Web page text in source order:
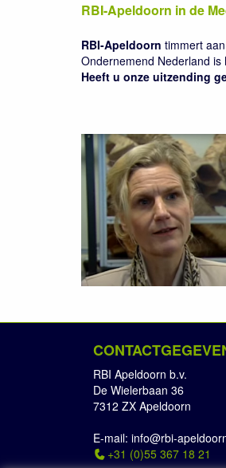
RBI-Apeldoorn in de
RBI-Apeldoorn timmert
Ondernemend Nederland
Heeft u onze uitzending
RBI Apeldoorn b.v.
De Wielerbaan 36
7312 ZX Apeldoorn
E-mail: info@rbi-
+31 (0)55 367 18 21